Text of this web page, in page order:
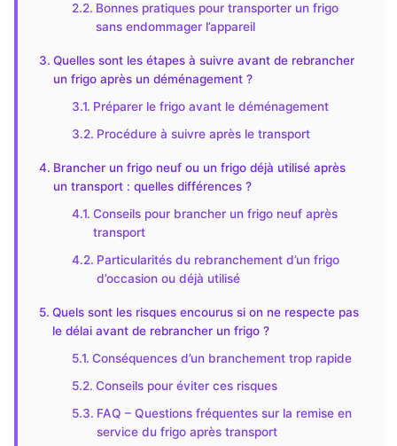
Bonnes pratiques pour transporter un frigo
sans endommager l’appareil
Quelles sont les étapes à suivre avant de rebrancher
un frigo après un déménagement ?
Préparer le frigo avant le déménagement
Procédure à suivre après le transport
Brancher un frigo neuf ou un frigo déjà utilisé après
un transport : quelles différences ?
Conseils pour brancher un frigo neuf après
transport
Particularités du rebranchement d’un frigo
d’occasion ou déjà utilisé
Quels sont les risques encourus si on ne respecte pas
le délai avant de rebrancher un frigo ?
Conséquences d’un branchement trop rapide
Conseils pour éviter ces risques
FAQ – Questions fréquentes sur la remise en
service du frigo après transport